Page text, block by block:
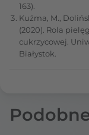
163).
Kuźma, M.,
(2020). Rola
cukrzycowej.
Białystok.